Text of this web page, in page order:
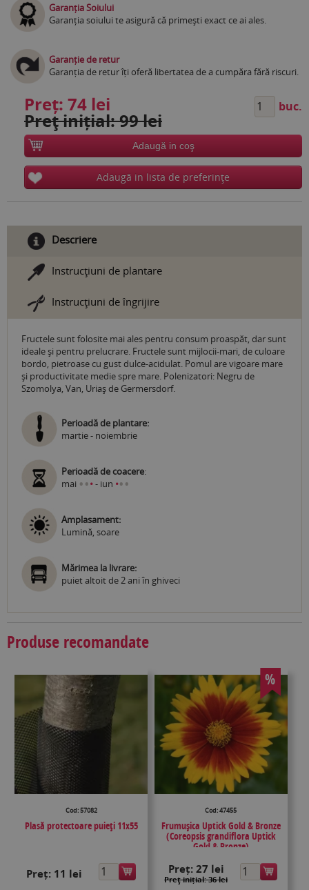
Garanția Soiului
Garanția soiului te asigură că primești exact ce ai ales.
Garanție de retur
Garanția de retur îți oferă libertatea de a cumpăra fără riscuri.
Preț: 74 lei
Preţ inițial: 99 lei
buc.
Adaugă in coş
Adaugă in lista de preferinţe
Descriere
Instrucţiuni de plantare
Instrucţiuni de îngrijire
Fructele sunt folosite mai ales pentru consum proaspăt, dar sunt
ideale şi pentru prelucrare. Fructele sunt mijlocii-mari, de culoare
bordo, pietroase cu gust dulce-acidulat. Pomul are vigoare mare
şi productivitate medie spre mare. Polenizatori: Negru de
Szomolya, Van, Uriaş de Germersdorf.
Perioadă de plantare:
martie - noiembrie
Perioadă de coacere:
mai •••- iun •••
Amplasament:
Lumină, soare
Mărimea la livrare:
puiet altoit de 2 ani în ghiveci
Produse recomandate
Cod: 57082
Plasă protectoare puieţi 11x55
Preț: 11 lei
%
Cod: 47455
Frumușica Uptick Gold & Bronze
(Coreopsis grandiflora Uptick
Gold & Bronze)
Preț: 27 lei
Preţ inițial: 36 lei